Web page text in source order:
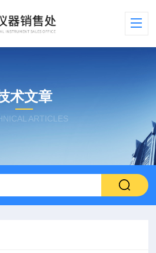
术文章
ARTICLES